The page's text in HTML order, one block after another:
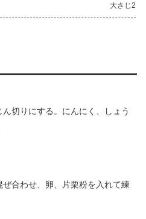
大さじ2
切りにする。にんにく、しょう
合わせ、卵、片栗粉を入れて練